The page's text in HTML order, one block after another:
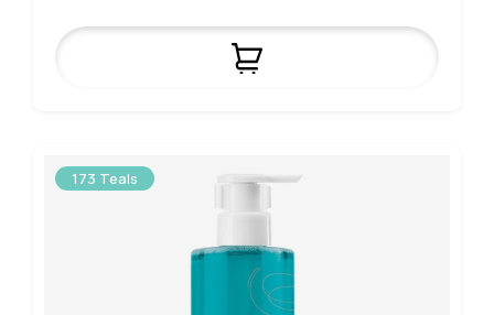
173 Teals